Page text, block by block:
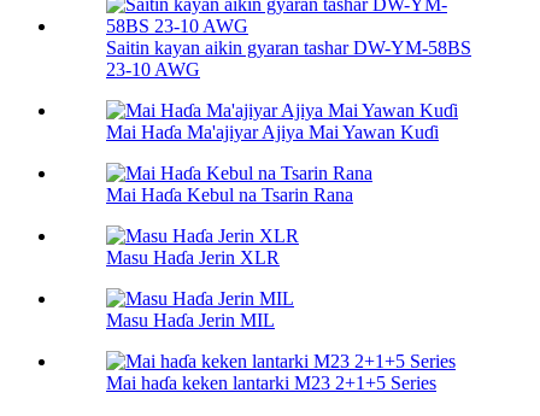
Saitin kayan aikin gyaran tashar DW-YM-58BS
23-10 AWG
Mai Haɗa Ma'ajiyar Ajiya Mai Yawan Kuɗi
Mai Haɗa Kebul na Tsarin Rana
Masu Haɗa Jerin XLR
Masu Haɗa Jerin MIL
Mai haɗa keken lantarki M23 2+1+5 Series